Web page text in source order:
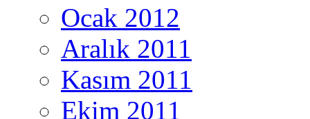
Ocak 2012
Aralık 2011
Kasım 2011
Ekim 2011